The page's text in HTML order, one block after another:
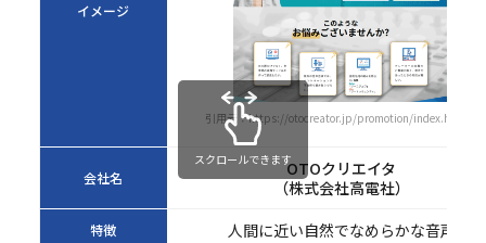
イメージ
引用元：https://otocreator.jp/promotion/index.html
会社名
OTOクリエイタ
（株式会社高電社）
特徴 人間に近い自然でなめらかな音声
スクロールできます